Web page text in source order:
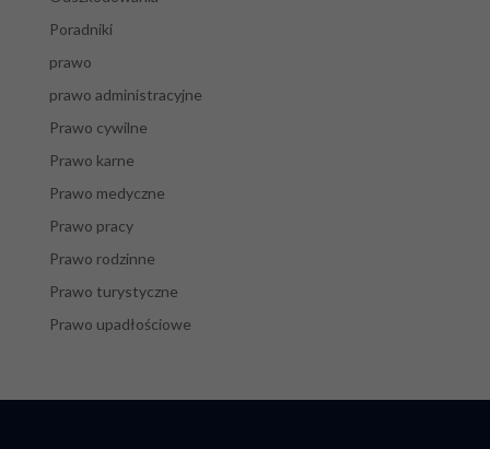
Poradniki
prawo
prawo administracyjne
Prawo cywilne
Prawo karne
Prawo medyczne
Prawo pracy
Prawo rodzinne
Prawo turystyczne
Prawo upadłościowe